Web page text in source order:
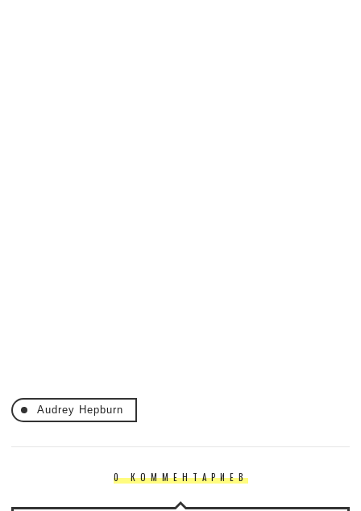
Audrey Hepburn
0 КОММЕНТАРИЕВ